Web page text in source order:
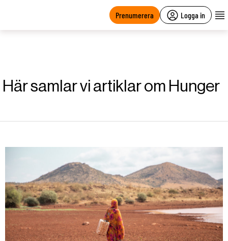
Prenumerera Logga in
Här samlar vi artiklar om Hunger